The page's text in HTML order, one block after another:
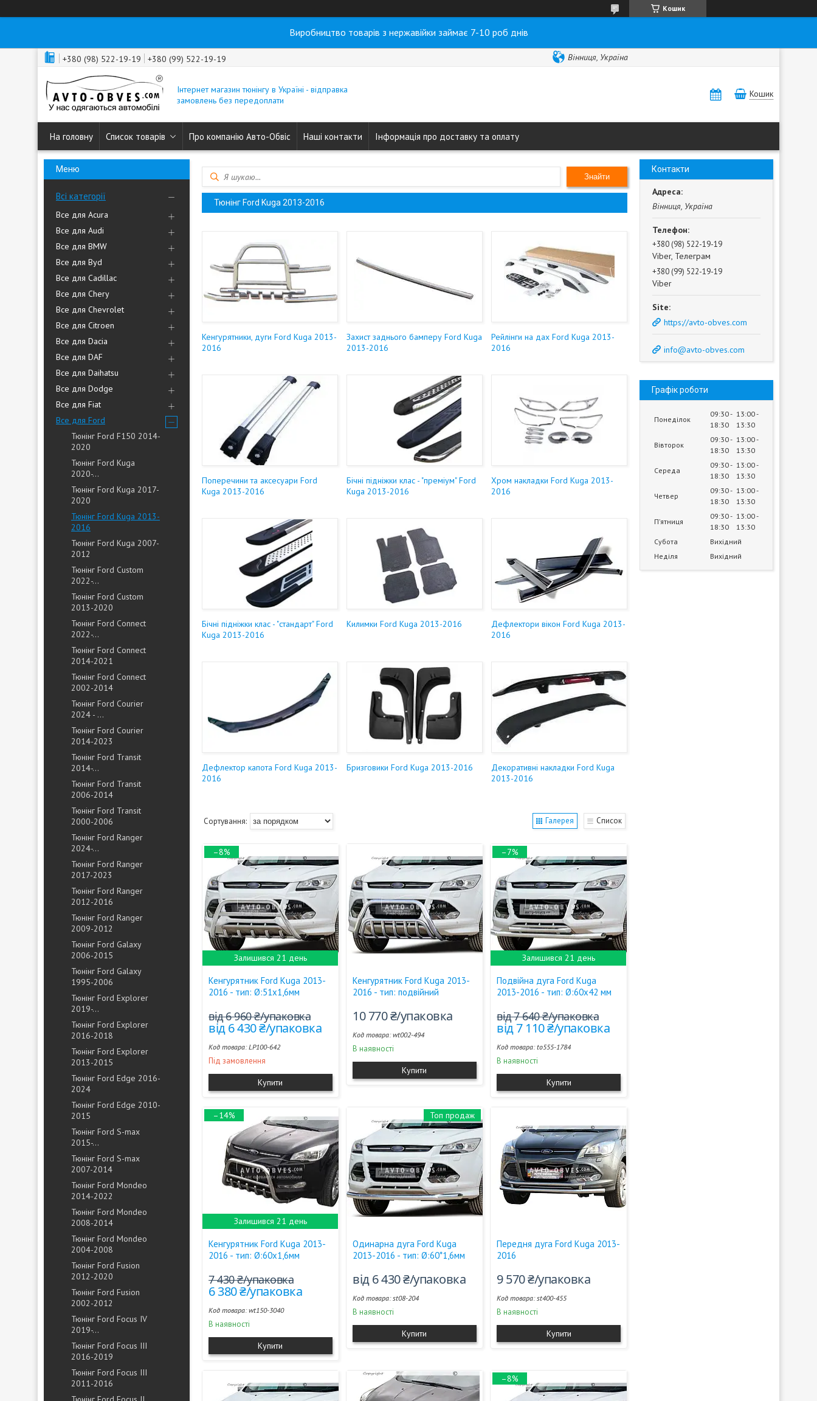
Кошик
Виробництво товарів з нержавійки займає 7-10 роб днів
+380 (98) 522-19-19 +380 (99) 522-19-19 Вінниця, Україна
Інтернет магазин тюнінгу в Україні - відправка
замовлень без передоплати
Кошик
На головну Список товарів Про компанію Авто-Обвіс Наші контакти Інформація про доставку та оплату
Всі категорії
Все для Acura
Все для Audi
Все для BMW
Все для Byd
Все для Cadillac
Все для Chery
Все для Chevrolet
Все для Citroen
Все для Dacia
Все для DAF
Все для Daihatsu
Все для Dodge
Все для Fiat
Все для Ford
Тюнінг Ford F150 2014-
2020
Тюнінг Ford Kuga
2020-...
Тюнінг Ford Kuga 2017-
2020
Тюнінг Ford Kuga 2013-
2016
Тюнінг Ford Kuga 2007-
2012
Тюнінг Ford Custom
2022-...
Тюнінг Ford Custom
2013-2020
Тюнінг Ford Connect
2022-...
Тюнінг Ford Connect
2014-2021
Тюнінг Ford Connect
2002-2014
Тюнінг Ford Courier
2024 - ...
Тюнінг Ford Courier
2014-2023
Тюнінг Ford Transit
2014-...
Тюнінг Ford Transit
2006-2014
Тюнінг Ford Transit
2000-2006
Тюнінг Ford Ranger
2024-...
Тюнінг Ford Ranger
2017-2023
Тюнінг Ford Ranger
2012-2016
Тюнінг Ford Ranger
2009-2012
Тюнінг Ford Galaxy
2006-2015
Тюнінг Ford Galaxy
1995-2006
Тюнінг Ford Explorer
2019-...
Тюнінг Ford Explorer
2016-2018
Тюнінг Ford Explorer
2013-2015
Тюнінг Ford Edge 2016-
2024
Тюнінг Ford Edge 2010-
2015
Тюнінг Ford S-max
2015-...
Тюнінг Ford S-max
2007-2014
Тюнінг Ford Mondeo
2014-2022
Тюнінг Ford Mondeo
2008-2014
Тюнінг Ford Mondeo
2004-2008
Тюнінг Ford Fusion
2012-2020
Тюнінг Ford Fusion
2002-2012
Тюнінг Ford Focus IV
2019-...
Тюнінг Ford Focus III
2016-2019
Тюнінг Ford Focus III
2011-2016
Знайти
Тюнінг Ford Kuga 2013-2016
Кенгурятники, дуги Ford Kuga 2013-
2016
Захист заднього бамперу Ford Kuga
2013-2016
Рейлінги на дах Ford Kuga 2013-
2016
Поперечини та аксесуари Ford
Kuga 2013-2016
Бічні підніжки клас - "преміум" Ford
Kuga 2013-2016
Хром накладки Ford Kuga 2013-
2016
Бічні підніжки клас - "стандарт" Ford
Kuga 2013-2016
Килимки Ford Kuga 2013-2016
Дефлектори вікон Ford Kuga 2013-
2016
Дефлектор капота Ford Kuga 2013-
2016
Бризговики Ford Kuga 2013-2016
Декоративні накладки Ford Kuga
2013-2016
Галерея Список
–8%
Залишився 21 день
Кенгурятник Ford Kuga 2013-
2016 - тип: Ø:51х1,6мм
від 6 960 ₴/упаковка
від 6 430 ₴/упаковка
LP100-642
Під замовлення
Купити
Кенгурятник Ford Kuga 2013-
2016 - тип: подвійний
10 770 ₴/упаковка
wt002-494
В наявності
Купити
–7%
Залишився 21 день
Подвійна дуга Ford Kuga
2013-2016 - тип: Ø:60х42 мм
від 7 640 ₴/упаковка
від 7 110 ₴/упаковка
to555-1784
В наявності
Купити
–14%
Залишився 21 день
Кенгурятник Ford Kuga 2013-
2016 - тип: Ø:60х1,6мм
7 430 ₴/упаковка
6 380 ₴/упаковка
wt150-3040
В наявності
Купити
Топ продаж
Одинарна дуга Ford Kuga
2013-2016 - тип: Ø:60*1,6мм
від 6 430 ₴/упаковка
st08-204
В наявності
Купити
Передня дуга Ford Kuga 2013-
2016
9 570 ₴/упаковка
st400-455
В наявності
Купити
–8%
Контакти
Вінниця, Україна
+380 (98) 522-19-19
Viber, Телеграм
+380 (99) 522-19-19
Viber
https://avto-obves.com
info@avto-obves.com
Графік роботи
Понеділок
09:30
18:30
13:00
13:30
Вівторок
09:30
18:30
13:00
13:30
Середа
09:30
18:30
13:00
13:30
Четвер
09:30
18:30
13:00
13:30
Пʼятниця
09:30
18:30
13:00
13:30
Субота
Вихідний
Неділя
Вихідний